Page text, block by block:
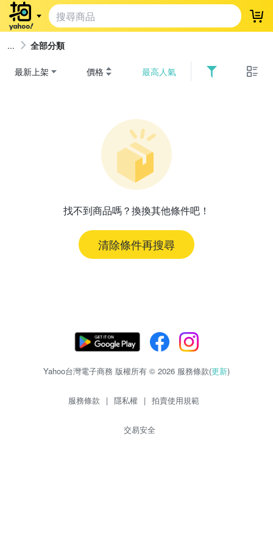
登
全部分類
最新上架 價格 最高人氣
找不到商品嗎？換換其他條件吧！
清除條件再搜尋
Yahoo台灣電子商務 版權所有 © 2026 服務條款(更新)
服務條款 | 隱私權 | 拍賣使用規範
交易安全